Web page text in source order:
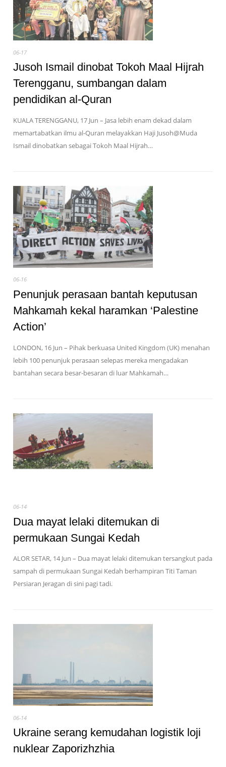
06-17
Jusoh Ismail dinobat Tokoh Maal Hijrah
Terengganu, sumbangan dalam
pendidikan al-Quran
KUALA TERENGGANU, 17 Jun – Jasa lebih enam dekad dalam
memartabatkan ilmu al-Quran melayakkan Haji Jusoh@Muda
Ismail dinobatkan sebagai Tokoh Maal Hijrah…
06-16
Penunjuk perasaan bantah keputusan
Mahkamah kekal haramkan ‘Palestine
Action’
LONDON, 16 Jun – Pihak berkuasa United Kingdom (UK) menahan
lebih 100 penunjuk perasaan selepas mereka mengadakan
bantahan secara besar-besaran di luar Mahkamah…
06-14
Dua mayat lelaki ditemukan di
permukaan Sungai Kedah
ALOR SETAR, 14 Jun – Dua mayat lelaki ditemukan tersangkut pada
sampah di permukaan Sungai Kedah berhampiran Titi Taman
Persiaran Jeragan di sini pagi tadi.
06-14
Ukraine serang kemudahan logistik loji
nuklear Zaporizhzhia